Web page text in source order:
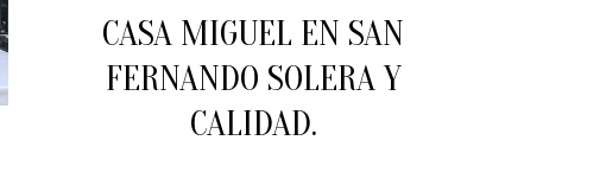
CASA MIGUEL EN SAN
FERNANDO SOLERA Y
CALIDAD.